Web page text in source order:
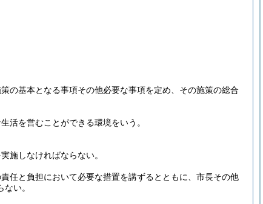
の基本となる事項その他必要な事項を定め、その施策の総合
活を営むことができる環境をいう。
施しなければならない。
任と負担において必要な措置を講ずるとともに、市長その他
い。